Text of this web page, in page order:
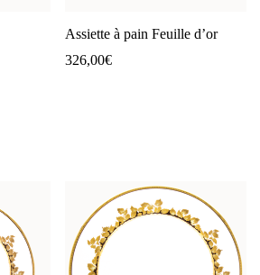
Assiette à pain Feuille d’or
326,00€